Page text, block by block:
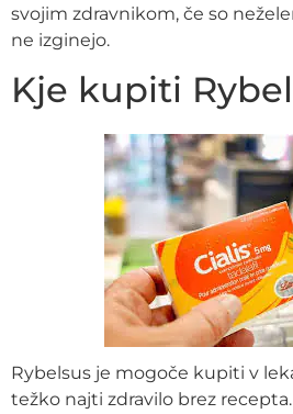
svojim zdravnikom, če so
ne izginejo.
Kje kupiti
Rybelsus je mogoče kupiti v
težko najti zdravilo brez